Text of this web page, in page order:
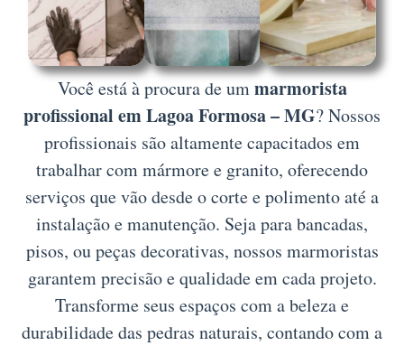
Você está à procura de ummarmorista
profissional em Lagoa Formosa – MG? Nossos
profissionais são altamente capacitados em
trabalhar com mármore e granito, oferecendo
serviços que vão desde o corte e polimento até a
instalação e manutenção. Seja para bancadas,
pisos, ou peças decorativas, nossos marmoristas
garantem precisão e qualidade em cada projeto.
Transforme seus espaços com a beleza e
durabilidade das pedras naturais, contando com a